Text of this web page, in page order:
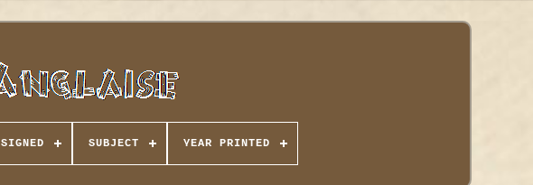
SIGNED SUBJECT YEAR PRINTED